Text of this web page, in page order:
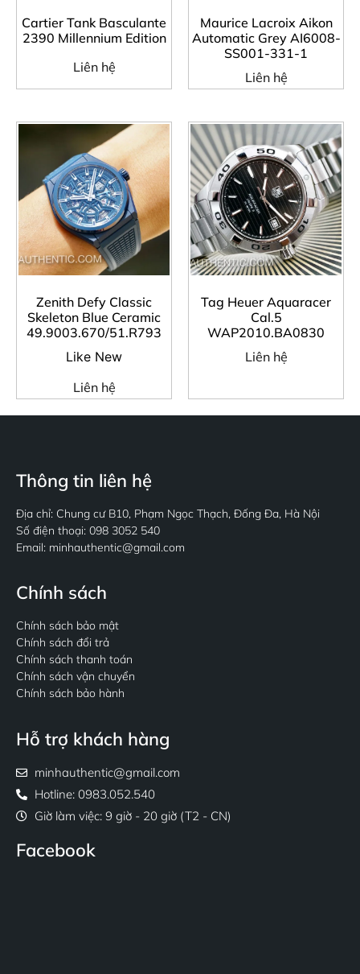
Cartier Tank Basculante
2390 Millennium Edition
Liên hệ
Maurice Lacroix Aikon
Automatic Grey AI6008-
SS001-331-1
Liên hệ
Zenith Defy Classic
Skeleton Blue Ceramic
49.9003.670/51.R793
Like New
Liên hệ
Tag Heuer Aquaracer
Cal.5
WAP2010.BA0830
Liên hệ
Thông tin liên hệ
Địa chỉ: Chung cư B10, Phạm Ngọc Thạch, Đống Đa, Hà Nội
Số điện thoại: 098 3052 540
Email: minhauthentic@gmail.com
Chính sách
Chính sách bảo mật
Chính sách đổi trả
Chính sách thanh toán
Chính sách vận chuyển
Chính sách bảo hành
Hỗ trợ khách hàng
minhauthentic@gmail.com
Hotline: 0983.052.540
Giờ làm việc: 9 giờ - 20 giờ (T2 - CN)
Facebook